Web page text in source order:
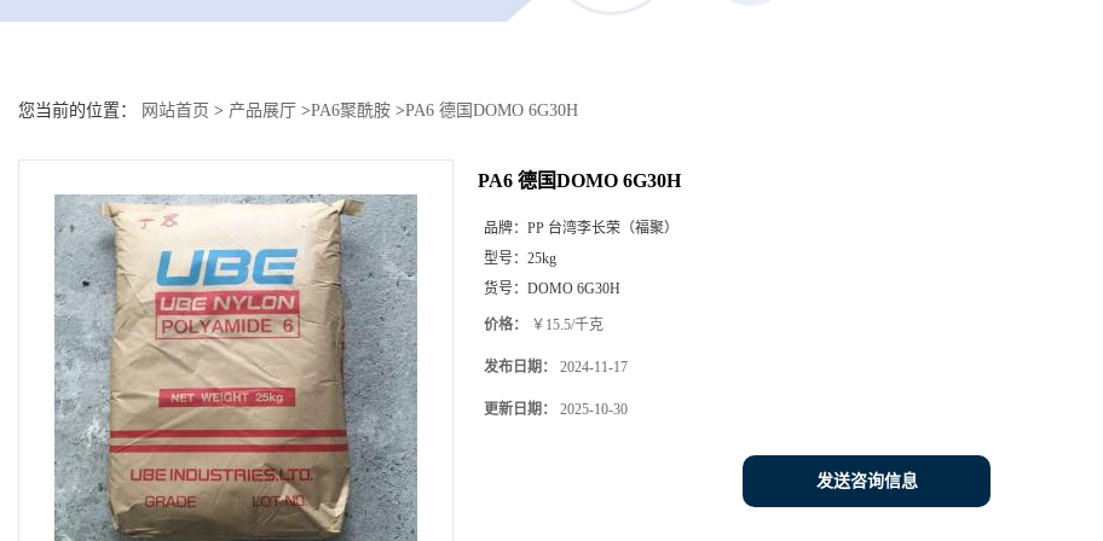
您当前的位置： 网站首页 > 产品展厅 >PA6聚酰胺 >PA6 德国DOMO 6G30H
PA6 德国DOMO 6G30H
品牌： PP 台湾李长荣（福聚）
型号： 25kg
货号： DOMO 6G30H
价格： ￥15.5/千克
发布日期： 2024-11-17
更新日期： 2025-10-30
发送咨询信息